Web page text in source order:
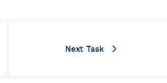
Next Task